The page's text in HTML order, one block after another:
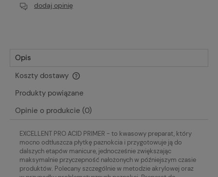
dodaj opinię
Opis
Koszty dostawy
Cena nie zawiera ewentualnych kosztów płatności
Produkty powiązane
Opinie o produkcie (0)
EXCELLENT PRO ACID PRIMER - to kwasowy preparat, który
mocno odtłuszcza płytkę paznokcia i przygotowuje ją do
dalszych etapów manicure, jednocześnie zwiększając
maksymalnie przyczepność nałożonych w późniejszym czasie
produktów. Polecany szczególnie w metodzie akrylowej oraz